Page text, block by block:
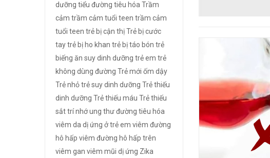
dưỡng tiểu đường tiêu hóa Trầm
cảm trầm cảm tuổi teen trầm cảm
tuổi teen trẻ bị cận thịTrẻ bị cước
taytrẻ bị ho khan trẻ bị táo bón trẻ
biếng ăn suy dinh dưỡng trẻ em trẻ
không dùng đường Trẻ mới ốm dậy
Trẻ nhỏtrẻ suy dinh dưỡng Trẻ thiếu
dinh dưỡng Trẻ thiếu máu Trẻ thiếu
sắttrí nhớung thư đường tiêu hóa
viêm da dị ứng ở trẻ em viêm đường
hô hấp viêm đường hô hấp trên
viêm gan viêm mũi dị ứng Zika